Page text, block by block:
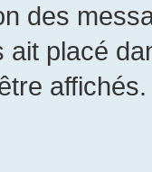
des
ait placé